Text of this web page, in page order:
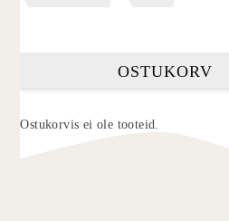
OSTUKORV
Ostukorvis ei ole tooteid.